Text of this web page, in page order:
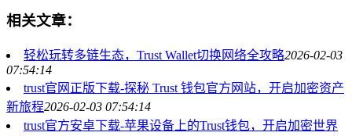
相关文章：
轻松玩转多链生态，Trust Wallet切换网络全攻略2026-02-03
07:54:14
trust官网正版下载-探秘 Trust 钱包官方网站，开启加密资产
新旅程2026-02-03 07:54:14
trust官方安卓下载-苹果设备上的Trust钱包，开启加密世界